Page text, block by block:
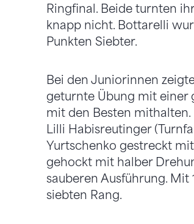
Ringfinal. Beide turnten
knapp nicht. Bottarelli
Punkten Siebter.
Bei den Juniorinnen
geturnte Übung mit einer
mit den Besten mithalten.
Lilli Habisreutinger
Yurtschenko gestreckt
gehockt mit halber
sauberen Ausführung. Mit
siebten Rang.